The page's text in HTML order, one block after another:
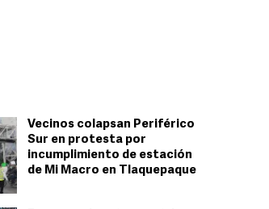
Vecinos colapsan Periférico
Sur en protesta por
incumplimiento de estación
de Mi Macro en Tlaquepaque